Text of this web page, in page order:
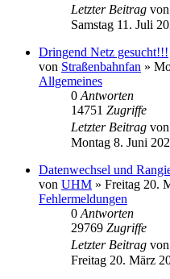
Letzter Beitrag von
Samstag 11. Juli
Dringend Netz gesucht!!!
von Straßenbahnfan »
Allgemeines
0 Antworten
14751 Zugriffe
Letzter Beitrag von
Montag 8. Juni
Datenwechsel und
von UHM » Freitag 20.
Fehlermeldungen
0 Antworten
29769 Zugriffe
Letzter Beitrag von
Freitag 20. März